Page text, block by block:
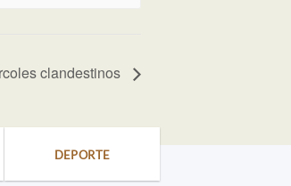
clandestinos
DEPORTE